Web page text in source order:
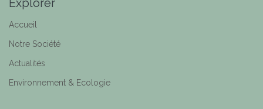
Explorer
Accueil
Notre Société
Actualités
Environnement & Ecologie